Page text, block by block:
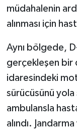
müdahalenin
alınması için
Aynı bölgede,
gerçekleşen bir
idaresindeki
sürücüsünü
ambulansla
alındı.